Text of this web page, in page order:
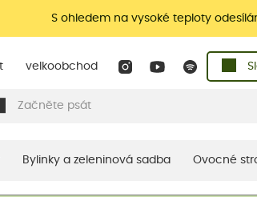
S ohledem na vysoké teploty
velkoobchod
Bylinky a zeleninová sadba Ovocné